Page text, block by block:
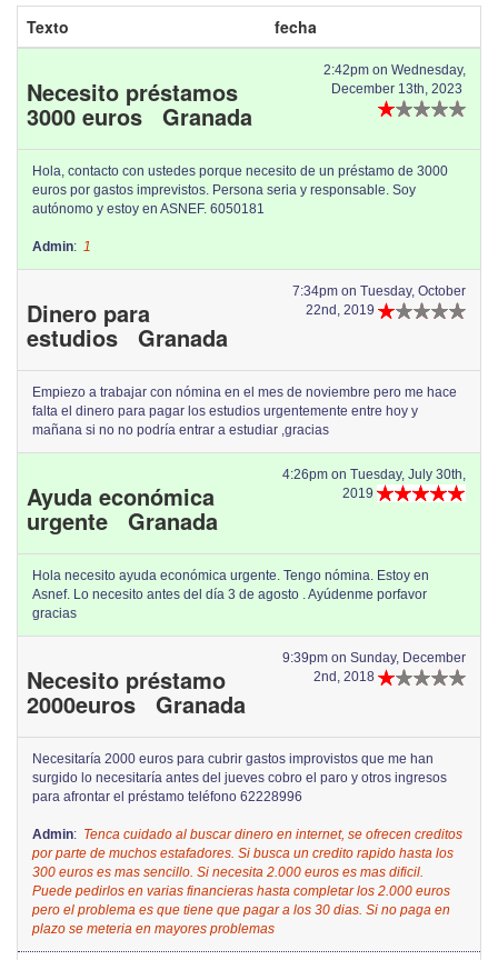
Texto fecha
Necesito préstamos
3000 euros Granada
2:42pm on Wednesday,
December 13th, 2023
Hola, contacto con ustedes porque necesito de un préstamo de 3000
euros por gastos imprevistos. Persona seria y responsable. Soy
autónomo y estoy en ASNEF. 6050181
Admin: 1
Dinero para
estudios Granada
7:34pm on Tuesday, October
22nd, 2019
Empiezo a trabajar con nómina en el mes de noviembre pero me hace
falta el dinero para pagar los estudios urgentemente entre hoy y
mañana si no no podría entrar a estudiar ,gracias
Ayuda económica
urgente Granada
4:26pm on Tuesday, July 30th,
2019
Hola necesito ayuda económica urgente. Tengo nómina. Estoy en
Asnef. Lo necesito antes del día 3 de agosto . Ayúdenme porfavor
gracias
Necesito préstamo
2000euros Granada
9:39pm on Sunday, December
2nd, 2018
Necesitaría 2000 euros para cubrir gastos improvistos que me han
surgido lo necesitaría antes del jueves cobro el paro y otros ingresos
para afrontar el préstamo teléfono 62228996
Admin: Tenca cuidado al buscar dinero en internet, se ofrecen creditos
por parte de muchos estafadores. Si busca un credito rapido hasta los
300 euros es mas sencillo. Si necesita 2.000 euros es mas dificil.
Puede pedirlos en varias financieras hasta completar los 2.000 euros
pero el problema es que tiene que pagar a los 30 dias. Si no paga en
plazo se meteria en mayores problemas